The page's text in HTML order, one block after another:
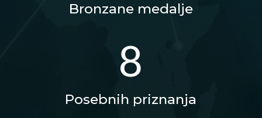
Bronzane medalje
8
Posebnih priznanja